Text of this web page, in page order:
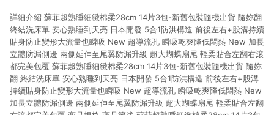
詳細介紹 蘇菲超熟睡細緻棉柔28cm 14片3包-新舊包裝隨機出貨 隨妳翻
終結洗床單 安心熟睡到天亮 日本開發 5合1防洪構造 前後左右+股溝持續
貼身防止變形大流量也瞬吸 New 超導流孔 瞬吸乾爽降低悶熱 New 加長
立體防漏側邊 兩側延伸至尾翼防漏升級 超大蝴蝶扇尾 輕柔貼合左翻右滾
都完美包覆 蘇菲超熟睡細緻棉柔28cm 14片3包-新舊包裝隨機出貨 隨妳
翻 終結洗床單 安心熟睡到天亮 日本開發 5合1防洪構造 前後左右+股溝
持續貼身防止變形大流量也瞬吸 New 超導流孔 瞬吸乾爽降低悶熱 New
加長立體防漏側邊 兩側延伸至尾翼防漏升級 超大蝴蝶扇尾 輕柔貼合左翻